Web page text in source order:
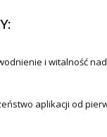
i witalność
aplikacji od